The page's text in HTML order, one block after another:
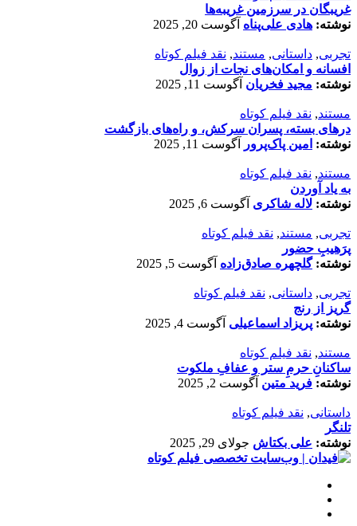
غریبگان در سرزمین غریبه‌ها
نوشته: هادی علی‌پناه آگوست 20, 2025
تجربی, داستانی, مستند, نقد فیلم کوتاه
افسانه‌ و امکان‌های نجات از زوال
نوشته: مجید فخریان آگوست 11, 2025
مستند, نقد فیلم کوتاه
درهای بسته، پسران سرکش، و راه‌های بازگشت
نوشته: امین پاک‌پرور آگوست 11, 2025
مستند, نقد فیلم کوتاه
به یاد آوردن
نوشته: لاله شاکری آگوست 6, 2025
تجربی, مستند, نقد فیلم کوتاه
پرَهیب‌ِ حضور
نوشته:گلچهره صادق‌زاده آگوست 5, 2025
تجربی, داستانی, نقد فیلم کوتاه
گریز از رنج
نوشته: پریزاد اسماعیلی آگوست 4, 2025
مستند, نقد فیلم کوتاه
ساکنانِ حرمِ ستر و عفافِ ملکوت
نوشته: فرید متین آگوست 2, 2025
داستانی, نقد فیلم کوتاه
تلنگر
نوشته: علی بکتاش جولای 29, 2025